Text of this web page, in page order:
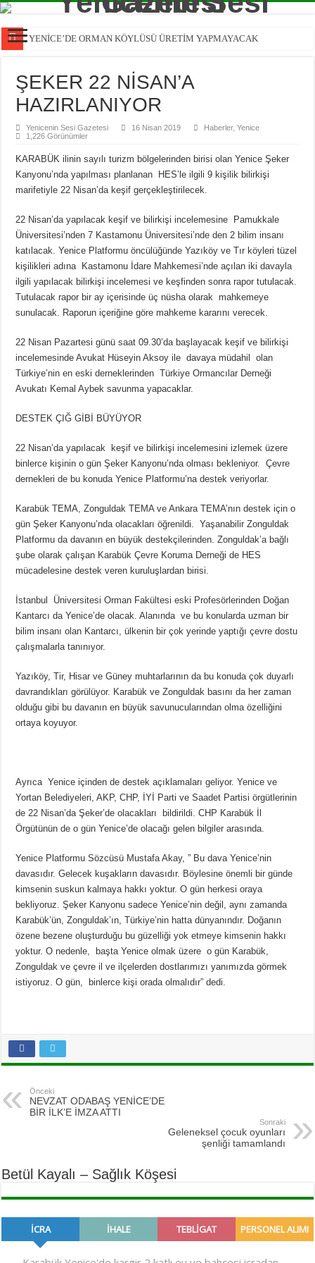
YENİCE’DE ORMAN KÖYLÜSÜ ÜRETİM YAPMAYACAK
Bir başka olur Yeniceli iftarı
Yeniceliler iftarda buluştu
MECLİS ÜYESİ ADAYI ORÇİN BEŞEVLİ İSTİFA ETTİ
Sertaş Karakaş Genç Sporculara başarılar diledi
Seçim Güvenliği Toplantısı Gerçekleştirildi.
Tüm Yenice’nin Belediye Başkanı Olacağım
Yenice için hızlanma vakti!
Ak Parti Yenice Belediye Başkan adayı Sertaş Karakaş
ŞEKER 22 NİSAN’A
HAZIRLANIYOR
Yenicenin Sesi Gazetesi 16 Nisan 2019 Haberler,Yenice
1,226 Görünümler
KARABÜK ilinin sayılı turizm bölgelerinden birisi olan Yenice Şeker
Kanyonu’nda yapılması planlanan HES’le ilgili 9 kişilik bilirkişi
marifetiyle 22 Nisan’da keşif gerçekleştirilecek.
22 Nisan’da yapılacak keşif ve bilirkişi incelemesine Pamukkale
Üniversitesi’nden 7 Kastamonu Üniversitesi’nde den 2 bilim insanı
katılacak. Yenice Platformu öncülüğünde Yazıköy ve Tır köyleri tüzel
kişilikleri adına Kastamonu İdare Mahkemesi’nde açılan iki davayla
ilgili yapılacak bilirkişi incelemesi ve keşfinden sonra rapor tutulacak.
Tutulacak rapor bir ay içerisinde üç nüsha olarak mahkemeye
sunulacak. Raporun içeriğine göre mahkeme kararını verecek.
22 Nisan Pazartesi günü saat 09.30’da başlayacak keşif ve bilirkişi
incelemesinde Avukat Hüseyin Aksoy ile davaya müdahil olan
Türkiye’nin en eski derneklerinden Türkiye Ormancılar Derneği
Avukatı Kemal Aybek savunma yapacaklar.
DESTEK ÇIĞ GİBİ BÜYÜYOR
22 Nisan’da yapılacak keşif ve bilirkişi incelemesini izlemek üzere
binlerce kişinin o gün Şeker Kanyonu’nda olması bekleniyor. Çevre
dernekleri de bu konuda Yenice Platformu’na destek veriyorlar.
Karabük TEMA, Zonguldak TEMA ve Ankara TEMA’nın destek için o
gün Şeker Kanyonu’nda olacakları öğrenildi. Yaşanabilir Zonguldak
Platformu da davanın en büyük destekçilerinden. Zonguldak’a bağlı
şube olarak çalışan Karabük Çevre Koruma Derneği de HES
mücadelesine destek veren kuruluşlardan birisi.
İstanbul Üniversitesi Orman Fakültesi eski Profesörlerinden Doğan
Kantarcı da Yenice’de olacak. Alanında ve bu konularda uzman bir
bilim insanı olan Kantarcı, ülkenin bir çok yerinde yaptığı çevre dostu
çalışmalarla tanınıyor.
Yazıköy, Tir, Hisar ve Güney muhtarlarının da bu konuda çok duyarlı
davrandıkları görülüyor. Karabük ve Zonguldak basını da her zaman
olduğu gibi bu davanın en büyük savunucularından olma özelliğini
ortaya koyuyor.
Ayrıca Yenice içinden de destek açıklamaları geliyor. Yenice ve
Yortan Belediyeleri, AKP, CHP, İYİ Parti ve Saadet Partisi örgütlerinin
de 22 Nisan’da Şeker’de olacakları bildirildi. CHP Karabük İl
Örgütünün de o gün Yenice’de olacağı gelen bilgiler arasında.
Yenice Platformu Sözcüsü Mustafa Akay, ” Bu dava Yenice’nin
davasıdır. Gelecek kuşakların davasıdır. Böylesine önemli bir günde
kimsenin suskun kalmaya hakkı yoktur. O gün herkesi oraya
bekliyoruz. Şeker Kanyonu sadece Yenice’nin değil, aynı zamanda
Karabük’ün, Zonguldak’ın, Türkiye’nin hatta dünyanındır. Doğanın
özene bezene oluşturduğu bu güzelliği yok etmeye kimsenin hakkı
yoktur. O nedenle, başta Yenice olmak üzere o gün Karabük,
Zonguldak ve çevre il ve ilçelerden dostlarımızı yanımızda görmek
istiyoruz. O gün, binlerce kişi orada olmalıdır” dedi.
Önceki
NEVZAT ODABAŞ YENİCE’DE
BİR İLK’E İMZA ATTI
Sonraki
Geleneksel çocuk oyunları
şenliği tamamlandı
Betül Kayalı – Sağlık Köşesi